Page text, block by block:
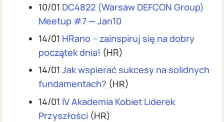
10/01 DC4822 (Warsaw DEFCON Group)
Meetup #7 — Jan10
14/01 HRano – zainspiruj się na dobry
początek dnia! (HR)
14/01 Jak wspierać sukcesy na solidnych
fundamentach? (HR)
14/01 IV Akademia Kobiet Liderek
Przyszłości (HR)